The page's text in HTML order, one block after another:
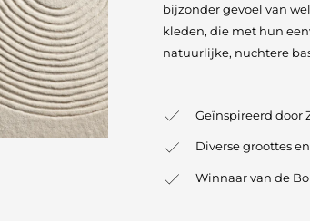
bijzonder gevoel van
kleden, die met hun
natuurlijke, nuchtere
Geïnspireerd door
Diverse groottes
Winnaar van de